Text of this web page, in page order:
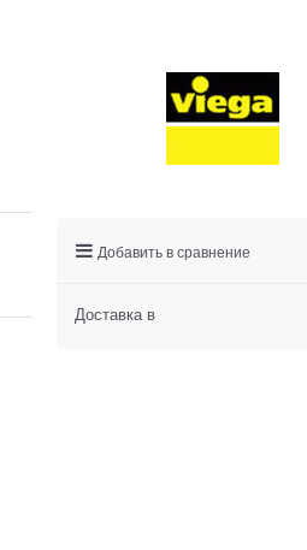
Добавить в сравнение
Доставка в